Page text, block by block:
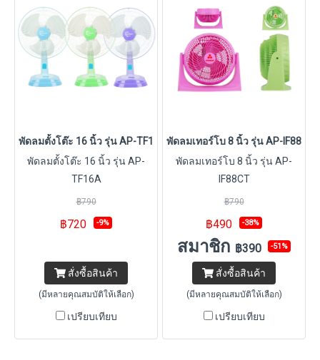
พัดลมตั้งโต๊ะ 16 นิ้ว รุ่น AP-TF16A
พัดลมตั้งโต๊ะ 16 นิ้ว รุ่น AP-
TF16A
฿790
฿720 -9%
สั่งซื้อสินค้า
(มีหลายคุณสมบัติให้เลือก)
เปรียบเทียบ
พัดลมเทอร์โบ 8 นิ้ว รุ่น AP-IF88CT
พัดลมเทอร์โบ 8 นิ้ว รุ่น AP-
IF88CT
฿790
฿490 -38%
สมาชิก ฿390 -51%
สั่งซื้อสินค้า
(มีหลายคุณสมบัติให้เลือก)
เปรียบเทียบ